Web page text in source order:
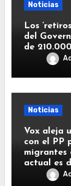
Noticias
Los
del
de
Noticias
Vox aleja
con el PP
migrantes
actual es